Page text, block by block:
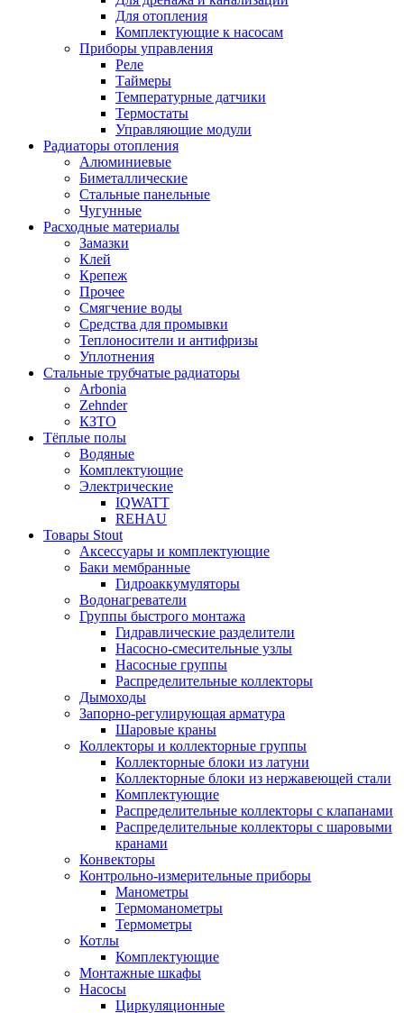
Для отопления
Комплектующие к насосам
Приборы управления
Реле
Таймеры
Температурные датчики
Термостаты
Управляющие модули
Радиаторы отопления
Алюминиевые
Биметаллические
Стальные панельные
Чугунные
Расходные материалы
Замазки
Клей
Крепеж
Прочее
Смягчение воды
Средства для промывки
Теплоносители и антифризы
Уплотнения
Стальные трубчатые радиаторы
Arbonia
Zehnder
КЗТО
Тёплые полы
Водяные
Комплектующие
Электрические
IQWATT
REHAU
Товары Stout
Аксессуары и комплектующие
Баки мембранные
Гидроаккумуляторы
Водонагреватели
Группы быстрого монтажа
Гидравлические разделители
Насосно-смесительные узлы
Насосные группы
Распределительные коллекторы
Дымоходы
Запорно-регулирующая арматура
Шаровые краны
Коллекторы и коллекторные группы
Коллекторные блоки из латуни
Коллекторные блоки из нержавеющей стали
Комплектующие
Распределительные коллекторы с клапанами
Распределительные коллекторы с шаровыми
кранами
Конвекторы
Контрольно-измерительные приборы
Манометры
Термоманометры
Термометры
Котлы
Комплектующие
Монтажные шкафы
Насосы
Циркуляционные